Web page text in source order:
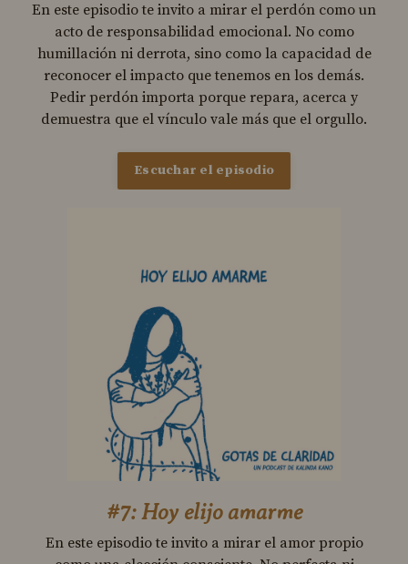
En este episodio te invito a mirar el perdón como un
acto de responsabilidad emocional. No como
humillación ni derrota, sino como la capacidad de
reconocer el impacto que tenemos en los demás.
Pedir perdón importa porque repara, acerca y
demuestra que el vínculo vale más que el orgullo.
Escuchar el episodio
#7: Hoy elijo amarme
En este episodio te invito a mirar el amor propio